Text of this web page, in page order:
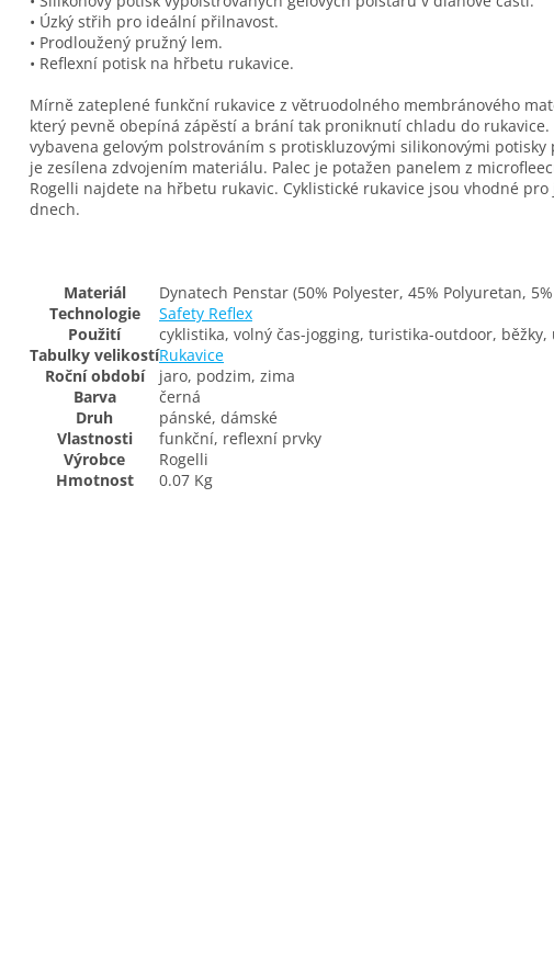
• Úzký střih pro ideální přilnavost.
• Prodloužený pružný lem.
• Reflexní potisk na hřbetu rukavice.
Mírně zateplené funkční rukavice z větruodolného membránového
který pevně obepíná zápěstí a brání tak proniknutí chladu do
vybavena gelovým polstrováním s protiskluzovými silikonovými
je zesílena zdvojením materiálu. Palec je potažen panelem z
Rogelli najdete na hřbetu rukavic. Cyklistické rukavice jsou vhodné
dnech.
Materiál
Dynatech Penstar (50% Polyester, 45% Polyuretan,
Technologie
Safety Reflex
Použití
cyklistika, volný čas-jogging, turistika-outdoor,
Tabulky velikostíRukavice
Roční období
jaro, podzim, zima
Barva
černá
Druh
pánské, dámské
Vlastnosti
funkční, reflexní prvky
Výrobce
Rogelli
Hmotnost
0.07 Kg